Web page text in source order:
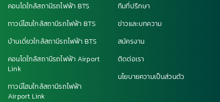
คอนโดใกล้สถานีรถไฟฟ้า BTS
ทาวน์โฮมใกล้สถานีรถไฟฟ้า BTS
บ้านเดี่ยวใกล้สถานีรถไฟฟ้า BTS
คอนโดใกล้สถานีรถไฟฟ้า Airport
Link
ทาวน์โฮมใกล้สถานีรถไฟฟ้า
Airport Link
ทีมที่ปรึกษา
ข่าวและบทความ
สมัครงาน
ติดต่อเรา
นโยบายความเป็นส่วนตัว